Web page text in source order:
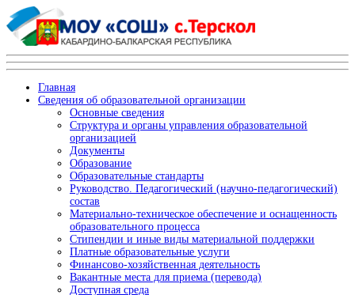
Главная
Сведения об образовательной организации
Основные сведения
Структура и органы управления образовательной
организацией
Документы
Образование
Образовательные стандарты
Руководство. Педагогический (научно-педагогический)
состав
Материально-техническое обеспечение и оснащенность
образовательного процесса
Стипендии и иные виды материальной поддержки
Платные образовательные услуги
Финансово-хозяйственная деятельность
Вакантные места для приема (перевода)
Доступная среда